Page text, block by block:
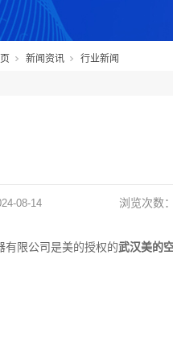
新闻资讯 行业新闻
08-14 浏览次数：
有限公司是美的授权的武汉美的